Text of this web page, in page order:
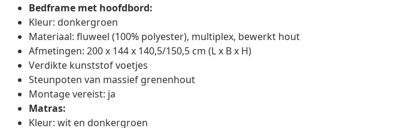
Bedframe met hoofdbord:
Kleur: donkergroen
Materiaal: fluweel (100% polyester), multiplex, bewerkt hout
Afmetingen: 200 x 144 x 140,5/150,5 cm (L x B x H)
Verdikte kunststof voetjes
Steunpoten van massief grenenhout
Montage vereist: ja
Matras:
Kleur: wit en donkergroen